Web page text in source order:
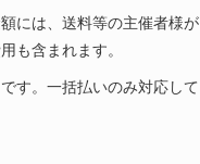
には、送料等の主催者様が
も含まれます。
す。一括払いのみ対応して